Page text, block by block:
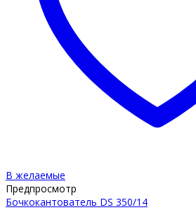
В желаемые
Предпросмотр
Бочкокантователь DS 350/14